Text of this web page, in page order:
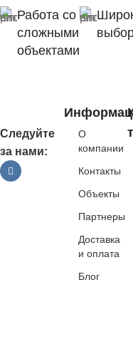
Работа со
сложными
объектами
Следуйте
за нами:
О
компании
Контакты
Объекты
Партнеры
Доставка
и оплата
Блог